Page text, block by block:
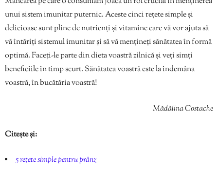
unui sistem imunitar puternic. Aceste cinci rețete simple și
delicioase sunt pline de nutrienți și vitamine care vă vor ajuta să
vă întăriți sistemul imunitar și să vă mențineți sănătatea în formă
optimă. Faceți-le parte din dieta voastră zilnică și veți simți
beneficiile în timp scurt. Sănătatea voastră este la îndemâna
voastră, în bucătăria voastră!
Mădălina Costache
Citește și:
5 rețete simple pentru prânz